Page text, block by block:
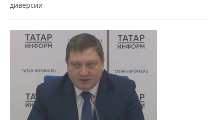
диверсии